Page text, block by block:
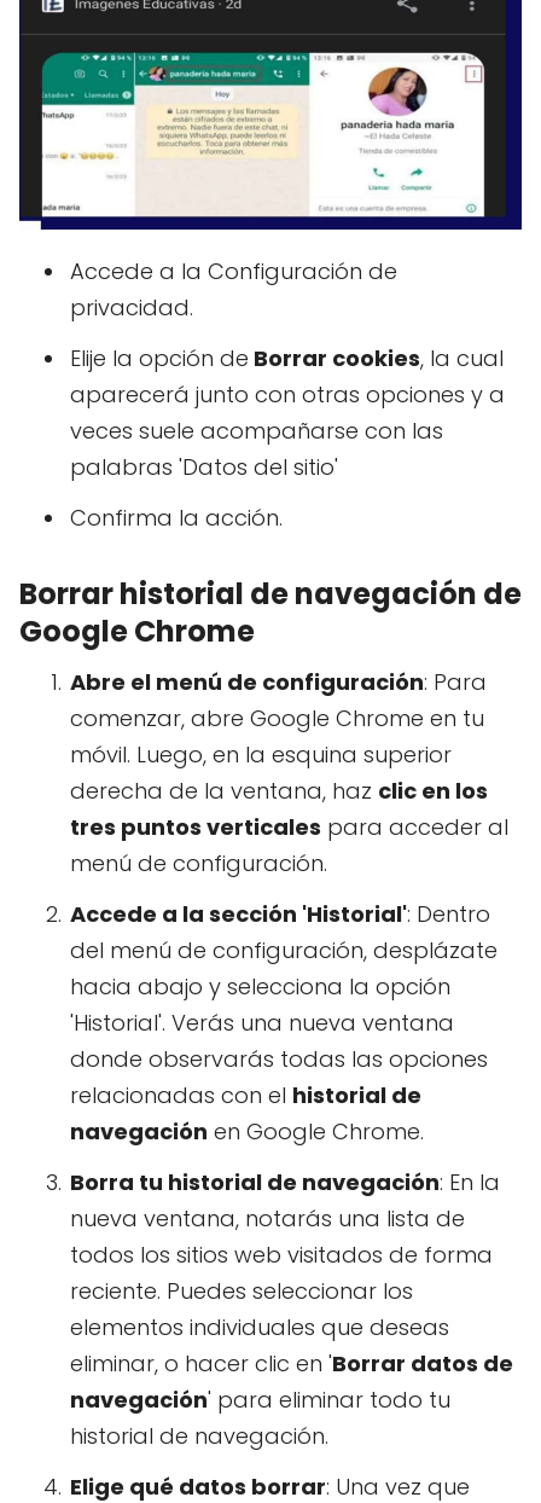
Accede a la Configuración de
privacidad.
Elije la opción de Borrar cookies, la cual
aparecerá junto con otras opciones y a
veces suele acompañarse con las
palabras 'Datos del sitio'
Confirma la acción.
Borrar historial de navegación de
Google Chrome
Abre el menú de configuración: Para
comenzar, abre Google Chrome en tu
móvil. Luego, en la esquina superior
derecha de la ventana, haz clic en los
tres puntos verticales para acceder al
menú de configuración.
Accede a la sección 'Historial': Dentro
del menú de configuración, desplázate
hacia abajo y selecciona la opción
'Historial'. Verás una nueva ventana
donde observarás todas las opciones
relacionadas con el historial de
navegación en Google Chrome.
Borra tu historial de navegación: En la
nueva ventana, notarás una lista de
todos los sitios web visitados de forma
reciente. Puedes seleccionar los
elementos individuales que deseas
eliminar, o hacer clic en 'Borrar datos de
navegación' para eliminar todo tu
historial de navegación.
Elige qué datos borrar: Una vez que